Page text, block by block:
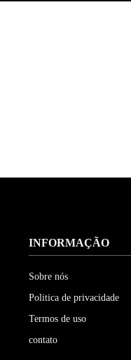
INFORMAÇÃO
Sobre nós
Politica de privacidade
Termos de uso
contato